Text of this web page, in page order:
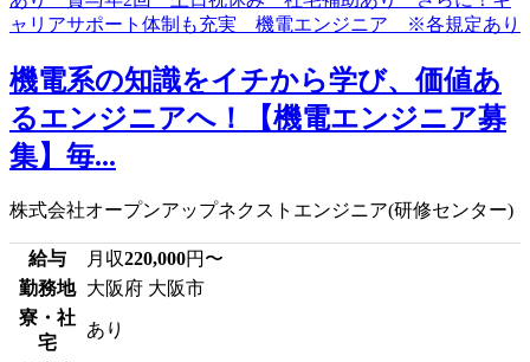
機電系の知識をイチから学び、価値あ
るエンジニアへ！【機電エンジニア募
集】毎...
株式会社オープンアップネクストエンジニア(研修センター)
給与 月収220,000円〜
勤務地 大阪府 大阪市
寮・社
宅
あり